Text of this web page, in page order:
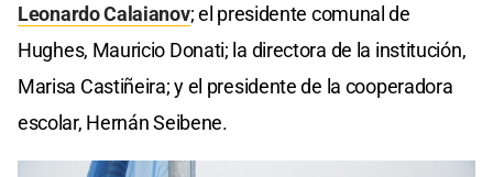
Leonardo Calaianov; el presidente comunal de
Hughes, Mauricio Donati; la directora de la institución,
Marisa Castiñeira; y el presidente de la cooperadora
escolar, Hernán Seibene.